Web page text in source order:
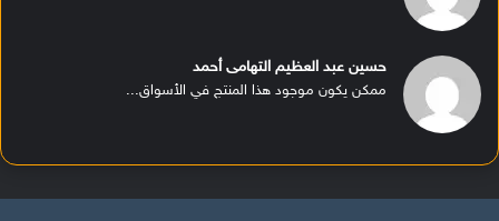
حسين عبد العظيم التهامى أحمد
ممكن يكون موجود هذا المنتج في الأسواق...